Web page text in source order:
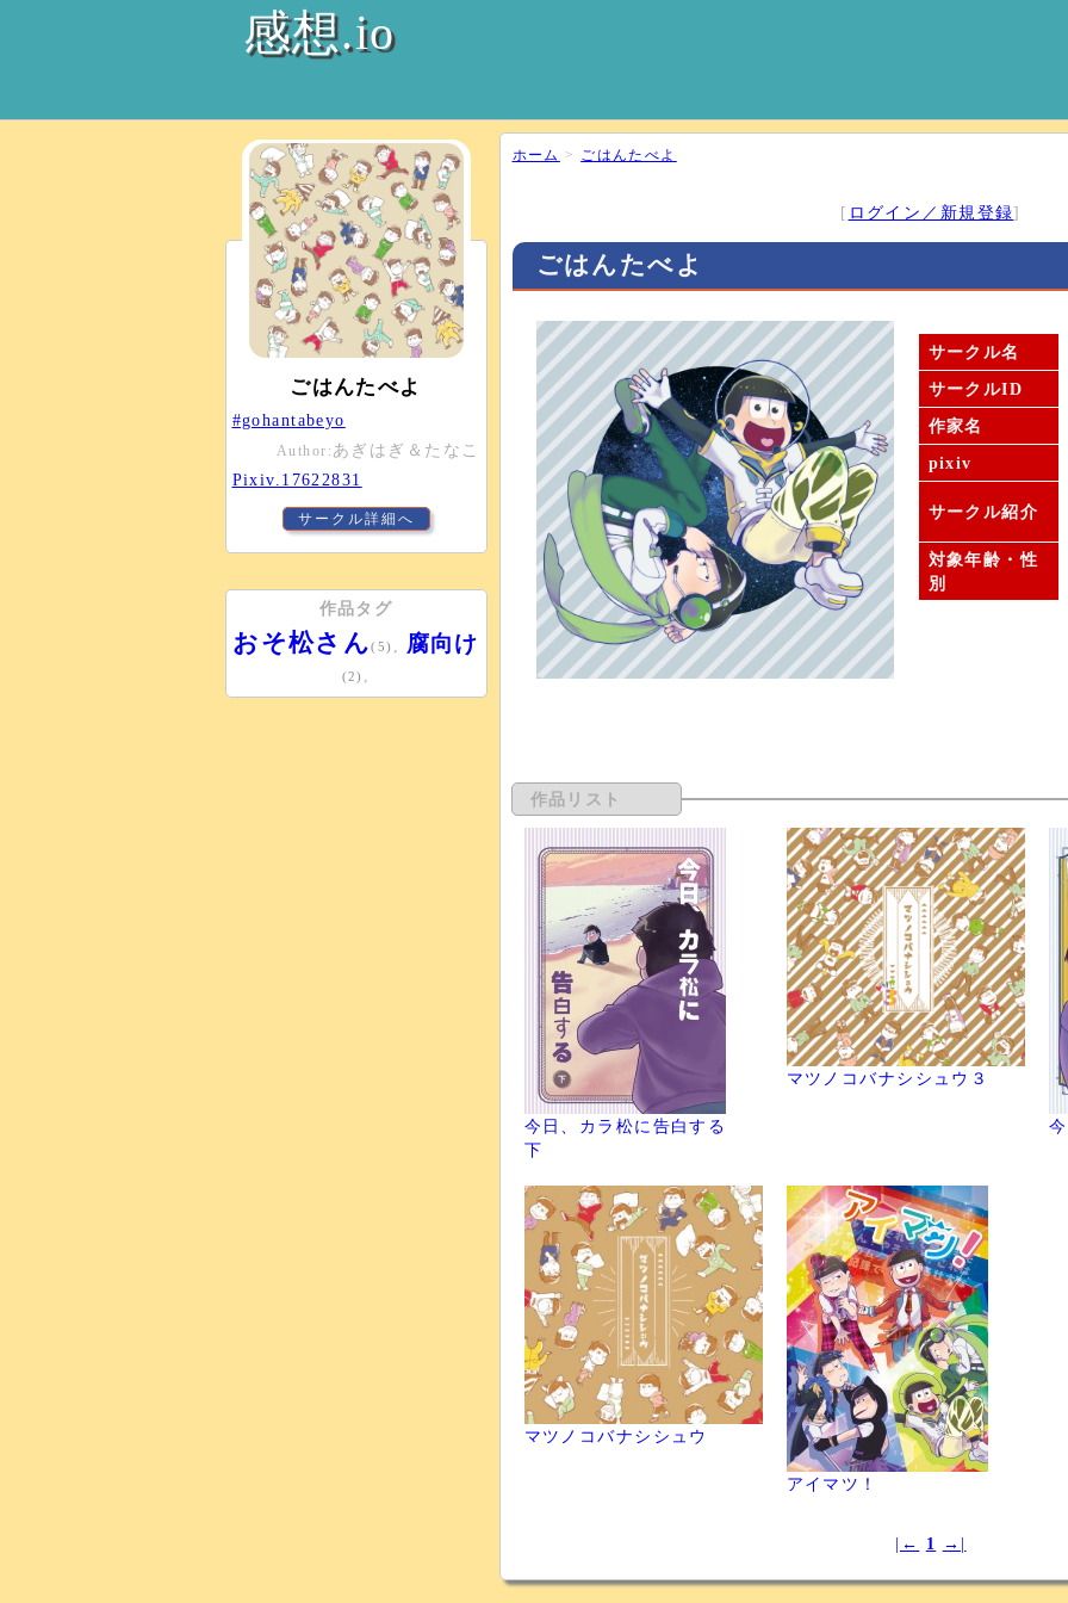
感想.io
ホーム > ごはんたべよ
[ ログイン／新規登録]
ごはんたべよ
サークル名
サークルID
作家名
pixiv
サークル紹介
対象年齢・性
別
作品リスト
今日、カラ松に告白する
下
マツノコバナシシュウ３
マツノコバナシシュウ
アイマツ！
|← 1 →|
ごはんたべよ
#gohantabeyo
Author: あぎはぎ＆たなこ
Pixiv.17622831
サークル詳細へ
作品タグ
おそ松さん(5) 腐向け
(2)